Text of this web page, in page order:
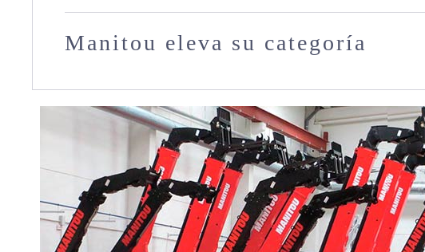
Manitou eleva su categoría